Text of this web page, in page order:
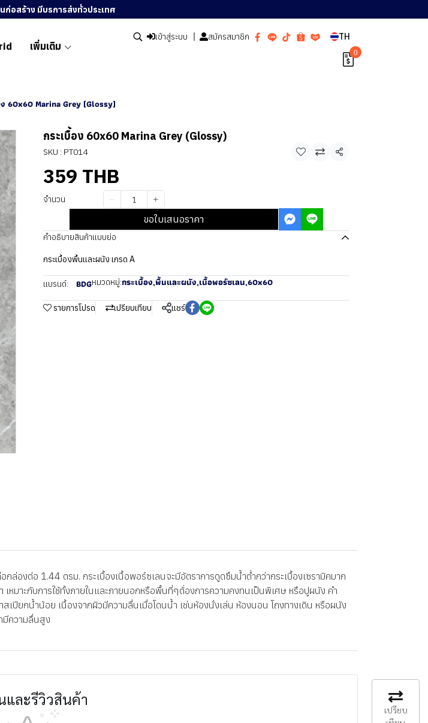
ก่อสร้าง มีบรการส่งทั่วประเทศ
เพิ่มเติม
เข้าสู่ระบบ สมัครสมาชิก TH
0
60x60 Marina Grey (Glossy)
กระเบื้อง 60x60 Marina Grey (Glossy)
SKU : PT014 แชร์
359 THB
จำนวน
ขอใบเสนอราคา
คำอธิบายสินค้าแบบย่อ
กระเบื้องพื้นและผนัง เกรด A
แบรนด์: BDGหมวดหมู่:กระเบื้อง,พื้นและผนัง,เนื้อพอร์ซเลน,60x60
รายการโปรด เปรียบเทียบ แชร์
งต่อ 1.44 ตรม. กระเบื้องเนื้อพอร์ซเลนจะมีอัตราการดูดซึมน้ำต่ำกว่ากระเบื้องเซรามิคมาก
หมาะกับการใช้ทั้งภายในและภายนอกหรือพื้นที่ๆต้่องการความคงทนเป็นพิเศษ หรือปูผนัง คำ
เปียกน้ำน้อย เนื้องจากผิวมีความลื่นเมื่อโดนน้ำ เช่นห้องนั่งเล่น ห้องนอน โถงทางเดิน หรือผนัง
มีความลื่นสูง
ละรีวิวสินค้า
เปรียบ